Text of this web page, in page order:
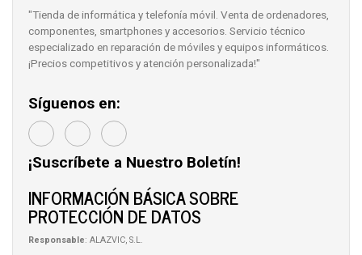
"Tienda de informática y telefonía móvil. Venta de ordenadores,
componentes, smartphones y accesorios. Servicio técnico
especializado en reparación de móviles y equipos informáticos.
¡Precios competitivos y atención personalizada!"
Síguenos en:
¡Suscríbete a Nuestro Boletín!
INFORMACIÓN BÁSICA SOBRE
PROTECCIÓN DE DATOS
Responsable: ALAZVIC, S.L.